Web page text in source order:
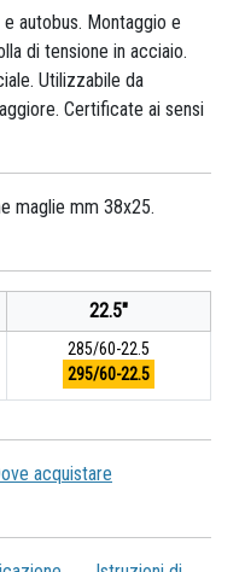
autobus. Montaggio e
di tensione in acciaio.
Utilizzabile da
Certificate ai sensi
maglie mm 38x25.
22.5"
285/60-22.5
295/60-22.5
acquistare